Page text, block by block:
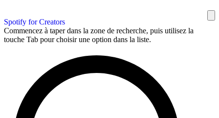
Spotify for Creators
Commencez à taper dans la zone de recherche, puis utilisez la
touche Tab pour choisir une option dans la liste.